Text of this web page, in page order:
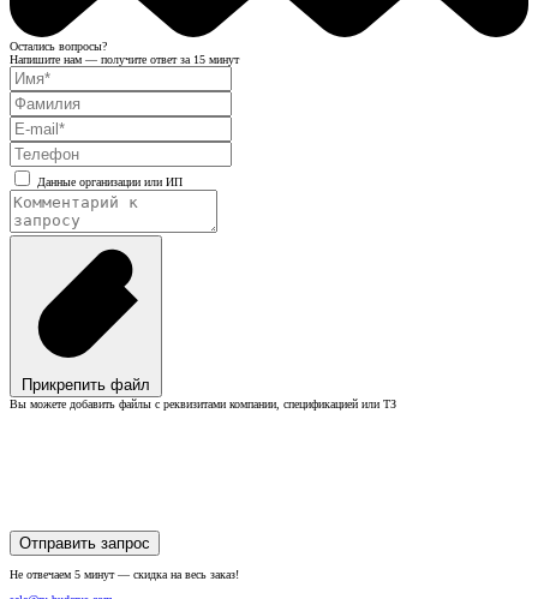
Остались вопросы?
Напишите нам — получите ответ за 15 минут
Данные организации или ИП
Прикрепить файл
Вы можете добавить файлы с реквизитами компании, спецификацией или ТЗ
Отправить запрос
Не отвечаем 5 минут — скидка на весь заказ!